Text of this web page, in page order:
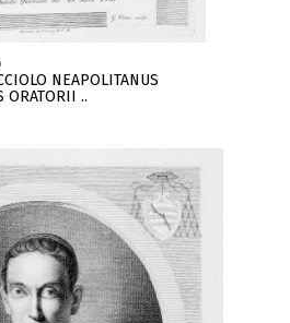
NEAPOLITANUS
ORATORII ..